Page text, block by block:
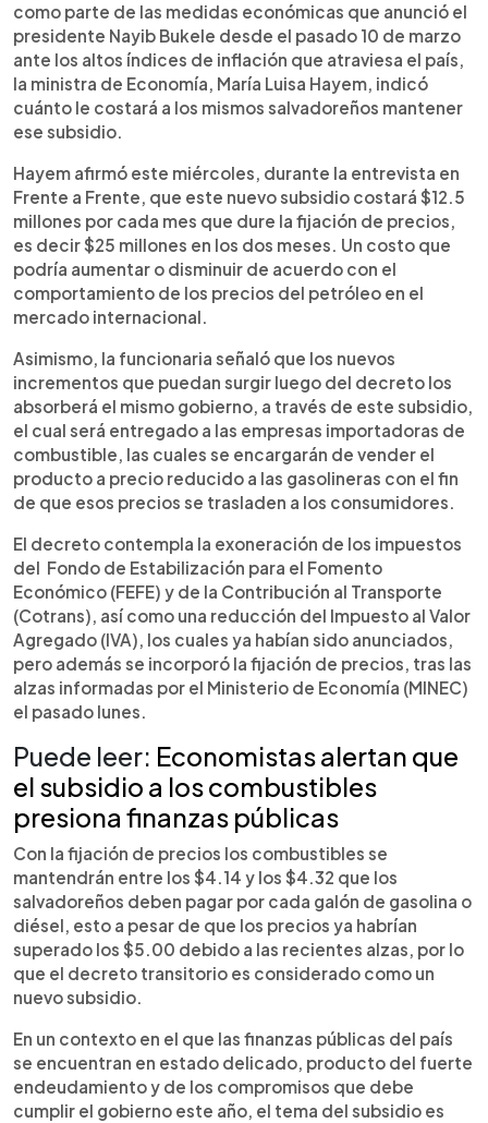
como parte de las medidas económicas que anunció el
presidente Nayib Bukele desde el pasado 10 de marzo
ante los altos índices de inflación que atraviesa el país,
la ministra de Economía, María Luisa Hayem, indicó
cuánto le costará a los mismos salvadoreños mantener
ese subsidio.
Hayem afirmó este miércoles, durante la entrevista en
Frente a Frente, que este nuevo subsidio costará $12.5
millones por cada mes que dure la fijación de precios,
es decir $25 millones en los dos meses. Un costo que
podría aumentar o disminuir de acuerdo con el
comportamiento de los precios del petróleo en el
mercado internacional.
Asimismo, la funcionaria señaló que los nuevos
incrementos que puedan surgir luego del decreto los
absorberá el mismo gobierno, a través de este subsidio,
el cual será entregado a las empresas importadoras de
combustible, las cuales se encargarán de vender el
producto a precio reducido a las gasolineras con el fin
de que esos precios se trasladen a los consumidores.
El decreto contempla la exoneración de los impuestos
del Fondo de Estabilización para el Fomento
Económico (FEFE) y de la Contribución al Transporte
(Cotrans), así como una reducción del Impuesto al Valor
Agregado (IVA), los cuales ya habían sido anunciados,
pero además se incorporó la fijación de precios, tras las
alzas informadas por el Ministerio de Economía (MINEC)
el pasado lunes.
Puede leer: Economistas alertan que
el subsidio a los combustibles
presiona finanzas públicas
Con la fijación de precios los combustibles se
mantendrán entre los $4.14 y los $4.32 que los
salvadoreños deben pagar por cada galón de gasolina o
diésel, esto a pesar de que los precios ya habrían
superado los $5.00 debido a las recientes alzas, por lo
que el decreto transitorio es considerado como un
nuevo subsidio.
En un contexto en el que las finanzas públicas del país
se encuentran en estado delicado, producto del fuerte
endeudamiento y de los compromisos que debe
cumplir el gobierno este año, el tema del subsidio es